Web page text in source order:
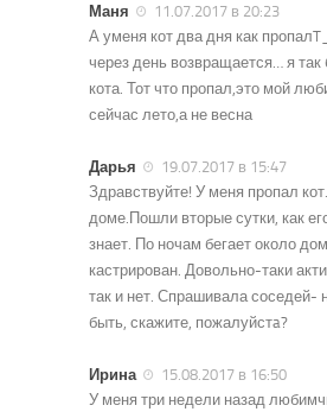
Маня
11.07.2017 в 20:23
А уменя кот два дня как
через день возвращается… я
кота. Тот что пропал,это мой
сейчас лето,а не весна
Дарья
19.07.2017 в 15:47
Здравствуйте! У меня пропал
доме.Пошли вторые сутки, как
знает. По ночам бегает около
кастрирован. Довольно-таки
так и нет. Спрашивала соседей-
быть, скажите, пожалуйстa?
Ирина
15.08.2017 в 16:50
У меня три недели назад